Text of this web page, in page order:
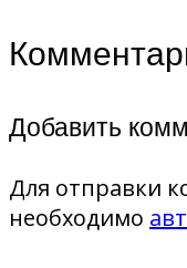
Добавить
Для отправки
необходимо